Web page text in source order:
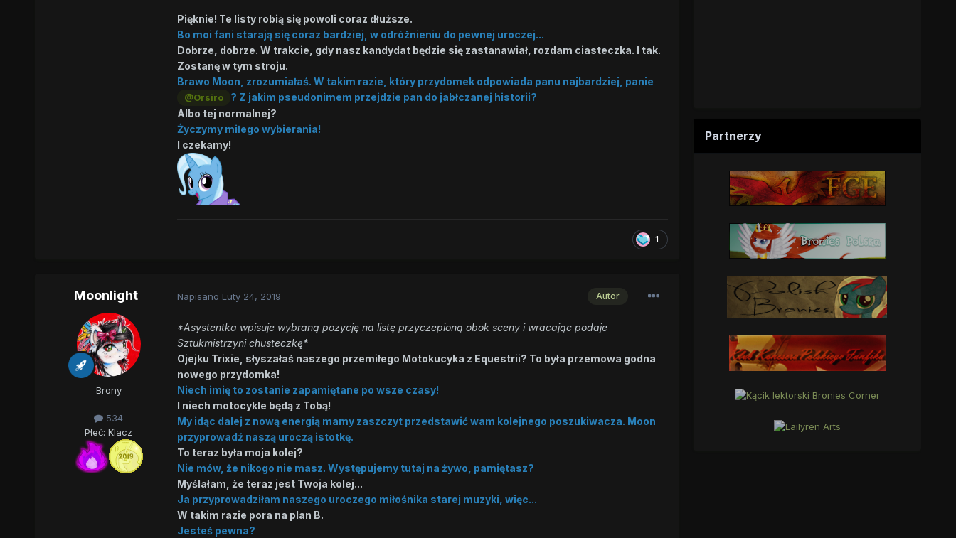
Pięknie! Te listy robią się powoli coraz dłuższe.
Bo moi fani starają się coraz bardziej, w odróżnieniu do pewnej uroczej...
Dobrze, dobrze. W trakcie, gdy nasz kandydat będzie się zastanawiał, rozdam ciasteczka. I tak.
Zostanę w tym stroju.
Brawo Moon, zrozumiałaś. W takim razie, który przydomek odpowiada panu najbardziej, panie
@Orsiro
? Z jakim pseudonimem przejdzie pan do jabłczanej historii?
Albo tej normalnej?
Życzymy miłego wybierania!
I czekamy!
1
Moonlight
Brony
534
Płeć: Klacz
Autor
Napisano Luty 24, 2019
*Asystentka wpisuje wybraną pozycję na listę przyczepioną obok sceny i wracając podaje
Sztukmistrzyni chusteczkę*
Ojejku Trixie, słyszałaś naszego przemiłego Motokucyka z Equestrii? To była przemowa godna
nowego przydomka!
Niech imię to zostanie zapamiętane po wsze czasy!
I niech motocykle będą z Tobą!
My idąc dalej z nową energią mamy zaszczyt przedstawić wam kolejnego poszukiwacza. Moon
przyprowadź naszą uroczą istotkę.
To teraz była moja kolej?
Nie mów, że nikogo nie masz. Występujemy tutaj na żywo, pamiętasz?
Myślałam, że teraz jest Twoja kolej...
Ja przyprowadziłam naszego uroczego miłośnika starej muzyki, więc...
W takim razie pora na plan B.
Jesteś pewna?
Partnerzy